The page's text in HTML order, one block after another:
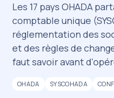
Les 17 pays OHADA
comptable unique
réglementation des
et des règles de
faut savoir avant
OHADA SYSCOHADA